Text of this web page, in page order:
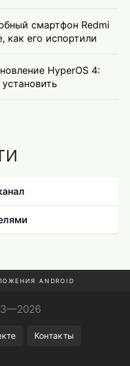
смартфон Redmi
как его испортили
HyperOS 4:
ANDROID
Контакты